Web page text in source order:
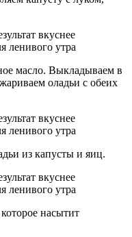
масло. Выкладываем в
оладьи с обеих
из капусты и яиц.
насытит